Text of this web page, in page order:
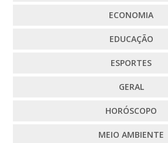
ECONOMIA
EDUCAÇÃO
ESPORTES
GERAL
HORÓSCOPO
MEIO AMBIENTE